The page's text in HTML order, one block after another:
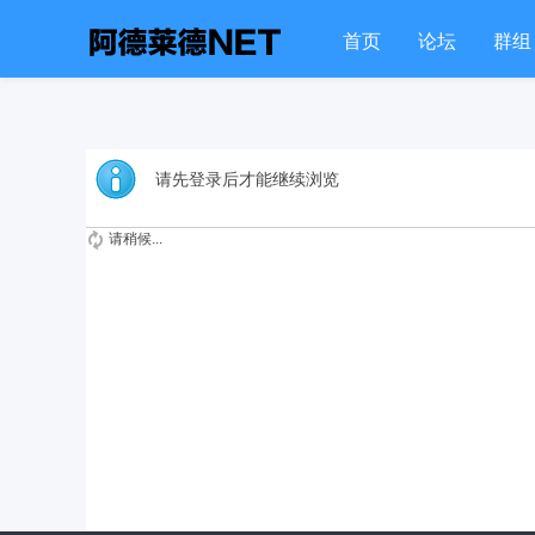
首页 论坛 群组
请先登录后才能继续浏览
请稍候...